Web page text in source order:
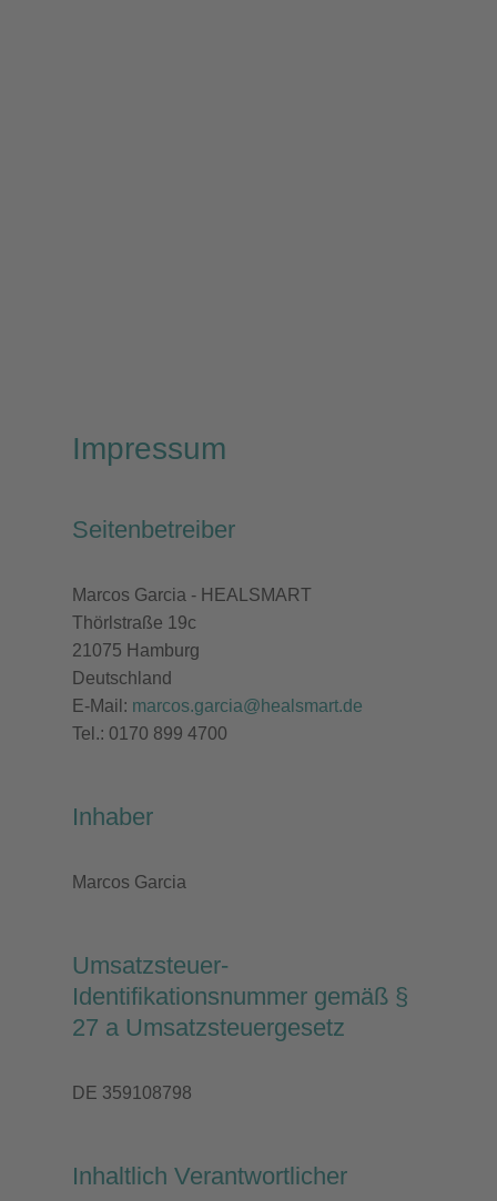
Impressum
Seitenbetreiber
Marcos Garcia - HEALSMART
Thörlstraße 19c
21075 Hamburg
Deutschland
E-Mail: marcos.garcia@healsmart.de
Tel.: 0170 899 4700
Inhaber
Marcos Garcia
Umsatzsteuer-
Identifikationsnummer gemäß §
27 a Umsatzsteuergesetz
DE 359108798
Inhaltlich Verantwortlicher